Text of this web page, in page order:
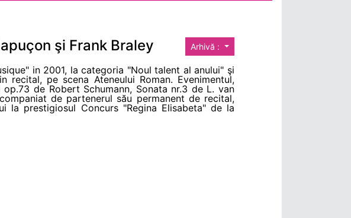
Arhivă :
şi Frank Braley
in 2001, la categoria "Noul talent al anului" şi
pe scena Ateneului Roman. Evenimentul,
de Robert Schumann, Sonata nr.3 de L. van
de partenerul său permanent de recital,
la prestigiosul Concurs "Regina Elisabeta" de la